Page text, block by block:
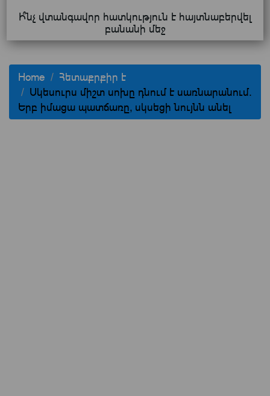
Ի՞նչ վտանգավոր հատկություն է հայտնաբերվել
բանանի մեջ
Home
Հետաքրքիր է
Սկեսուրս միշտ սոխը դնում է սառնարանում.
Երբ իմացա պատճառը, սկսեցի նույնն անել